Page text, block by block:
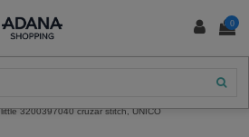
0
little 3200397040 cruzar stitch, UNICO